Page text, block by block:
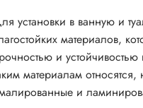
установки в ванную и
материалов,
и
материалам
и